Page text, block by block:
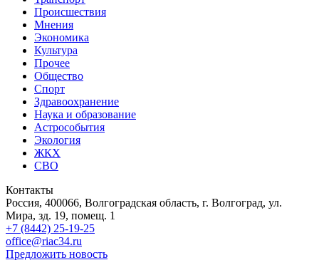
Происшествия
Мнения
Экономика
Культура
Прочее
Общество
Спорт
Здравоохранение
Наука и образование
Астрособытия
Экология
ЖКХ
СВО
Контакты
Россия, 400066, Волгоградская область, г. Волгоград, ул.
Мира, зд. 19, помещ. 1
+7 (8442) 25-19-25
office@riac34.ru
Предложить новость